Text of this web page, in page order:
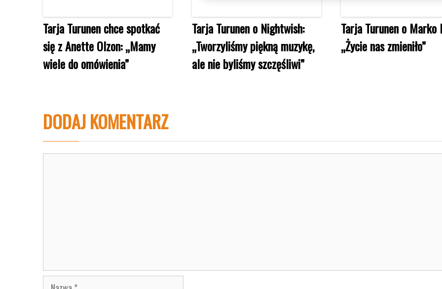
Tarja Turunen chce spotkać
się z Anette Olzon: „Mamy
wiele do omówienia”
Tarja Turunen o Nightwish:
„Tworzyliśmy piękną muzykę,
ale nie byliśmy szczęśliwi”
Tarja Turunen o
„Życie nas zmieniło”
DODAJ KOMENTARZ
Nazwa